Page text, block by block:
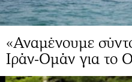
«Αναμένουμε
Ιράν-Ομάν για το